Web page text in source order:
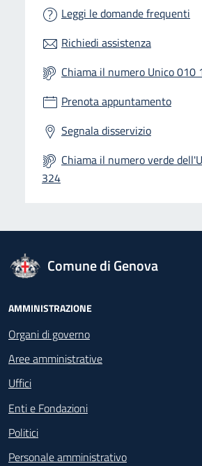
Leggi le domande frequenti
Richiedi assistenza
Chiama il numero Unico 010
Prenota appuntamento
Segnala disservizio
Chiama il numero verde
324
logo Unione Europea
Comune di Genova
Footer - Navigazione
AMMINISTRAZIONE
Organi di governo
Aree amministrative
Uffici
Enti e Fondazioni
Politici
Personale amministrativo